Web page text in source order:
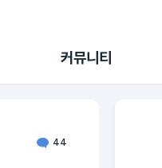
커뮤니티
랭킹
수익 Live
44